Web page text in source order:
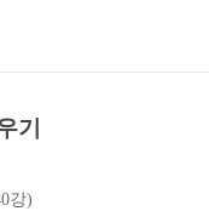
기
강)